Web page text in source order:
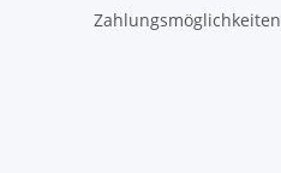
Zahlungsmöglichkeiten